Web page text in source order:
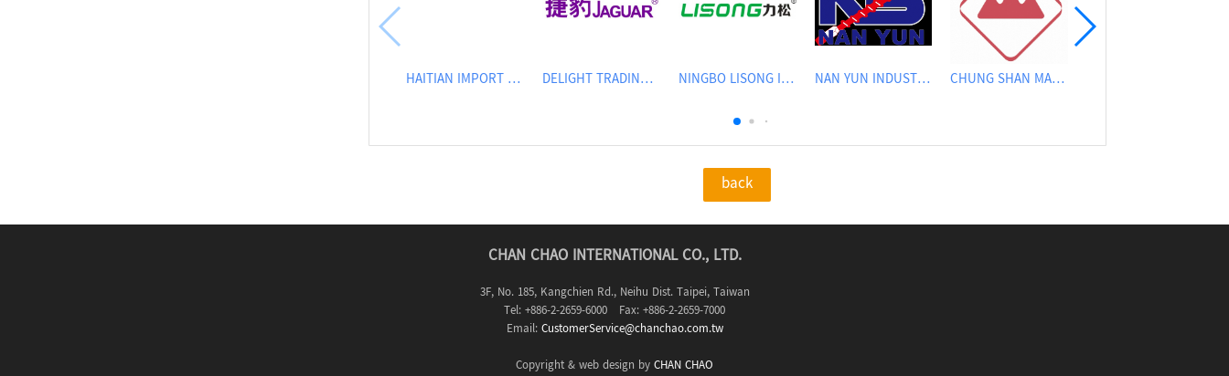
HAITIAN IMPORT & EXPORT CO., LTD. DELIGHT TRADING CO.,LTD NINGBO LISONG INJECTION MOLDING TECHNOLOGY CO.,LTD NAN YUN INDUSTRIAL CO., LTD. CHUNG SHAN MACHINERY WORKS CO., LTD..
back
CHAN CHAO INTERNATIONAL CO., LTD.
3F, No. 185, Kangchien Rd., Neihu Dist. Taipei, Taiwan
Tel: +886-2-2659-6000 Fax: +886-2-2659-7000
Email:CustomerService@chanchao.com.tw
Copyright & web design byCHAN CHAO